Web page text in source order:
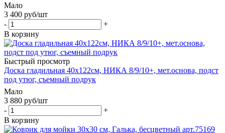
Мало
3 400 руб/шт
-
+
В корзину
Быстрый просмотр
Доска гладильная 40х122см, НИКА 8/9/10+, мет.основа, подст
под утюг, съемный подрук
Мало
3 880 руб/шт
-
+
В корзину